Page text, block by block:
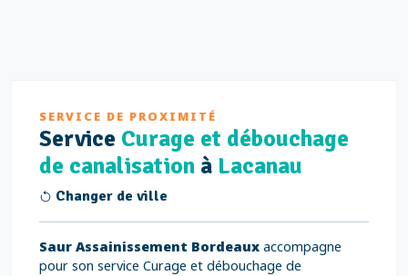
SERVICE DE PROXIMITÉ
Service Curage et débouchage
de canalisation à Lacanau
Changer de ville
Saur Assainissement Bordeaux accompagne
pour son service Curage et débouchage de